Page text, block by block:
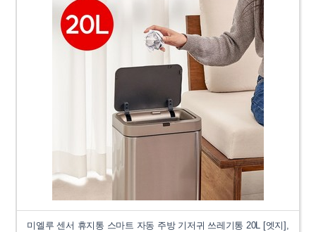
미엘루 센서 휴지통 스마트 자동 주방 기저귀 쓰레기통 20L [엣지],